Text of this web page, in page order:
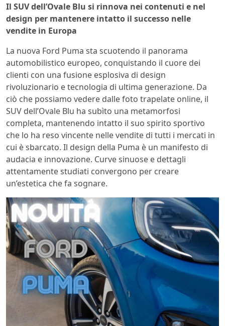
Il SUV dell’Ovale Blu si rinnova nei contenuti e nel
design per mantenere intatto il successo nelle
vendite in Europa
La nuova Ford Puma sta scuotendo il panorama
automobilistico europeo, conquistando il cuore dei
clienti con una fusione esplosiva di design
rivoluzionario e tecnologia di ultima generazione. Da
ciò che possiamo vedere dalle foto trapelate online, il
SUV dell’Ovale Blu ha subìto una metamorfosi
completa, mantenendo intatto il suo spirito sportivo
che lo ha reso vincente nelle vendite di tutti i mercati in
cui è sbarcato. Il design della Puma è un manifesto di
audacia e innovazione. Curve sinuose e dettagli
attentamente studiati convergono per creare
un’estetica che fa sognare.